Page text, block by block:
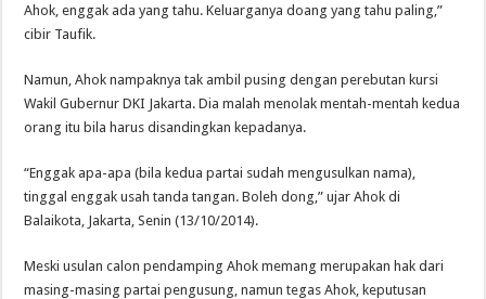
Ahok, enggak ada yang tahu. Keluarganya doang yang tahu paling,”
cibir Taufik.
Namun, Ahok nampaknya tak ambil pusing dengan perebutan kursi
Wakil Gubernur DKI Jakarta. Dia malah menolak mentah-mentah kedua
orang itu bila harus disandingkan kepadanya.
“Enggak apa-apa (bila kedua partai sudah mengusulkan nama),
tinggal enggak usah tanda tangan. Boleh dong,” ujar Ahok di
Balaikota, Jakarta, Senin (13/10/2014).
Meski usulan calon pendamping Ahok memang merupakan hak dari
masing-masing partai pengusung, namun tegas Ahok, keputusan